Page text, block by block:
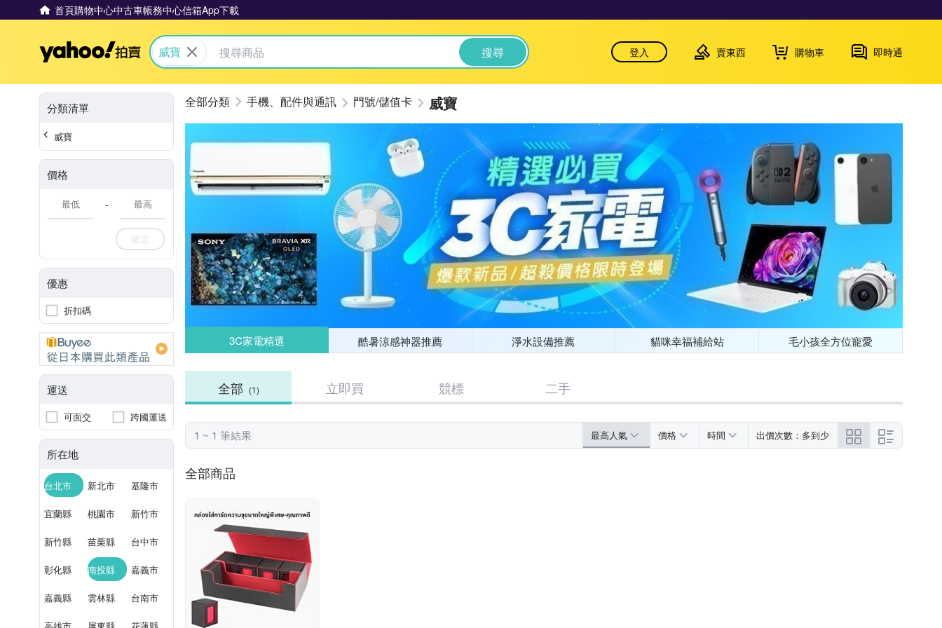
首頁購物中心中古車帳務中心信箱App下載
Yahoo拍賣
威寶 搜尋 登入 賣東西 購物車 即時通
分類清單
威寶
價格
-
確定
優惠
折扣碼
運送
可面交 跨國運送
所在地
台北市 新北市 基隆市
宜蘭縣 桃園市 新竹市
新竹縣 苗栗縣 台中市
彰化縣 南投縣 嘉義市
嘉義縣 雲林縣 台南市
手機、配件與通訊 門號/儲值卡 威寶
3C家電精選 酷暑涼感神器推薦 淨水設備推薦 貓咪幸福補給站 毛小孩全方位寵愛
全部 (1) 立即買 競標 二手
1 ~ 1 筆結果 最高人氣 價格 時間 出價次數：多到少
全部商品